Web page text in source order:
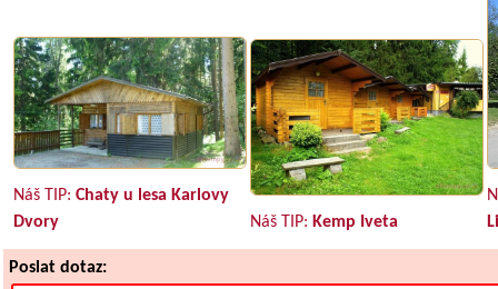
Náš TIP:Chaty u lesa Karlovy
Dvory
Náš TIP: Kemp Iveta
Poslat dotaz: